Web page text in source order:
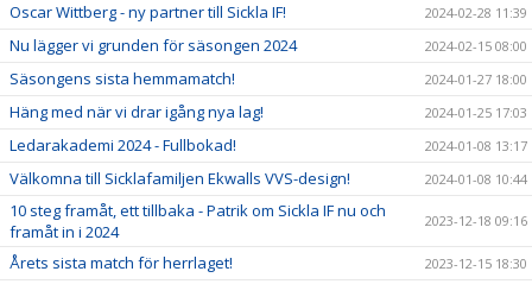
Oscar Wittberg - ny partner till Sickla IF! 2024-02-28 11:39
Nu lägger vi grunden för säsongen 2024 2024-02-15 08:00
Säsongens sista hemmamatch! 2024-01-27 18:00
Häng med när vi drar igång nya lag! 2024-01-25 17:03
Ledarakademi 2024 - Fullbokad! 2024-01-08 13:17
Välkomna till Sicklafamiljen Ekwalls VVS-design! 2024-01-08 10:44
10 steg framåt, ett tillbaka - Patrik om Sickla IF nu och
framåt in i 2024
2023-12-18 09:16
Årets sista match för herrlaget! 2023-12-15 18:30